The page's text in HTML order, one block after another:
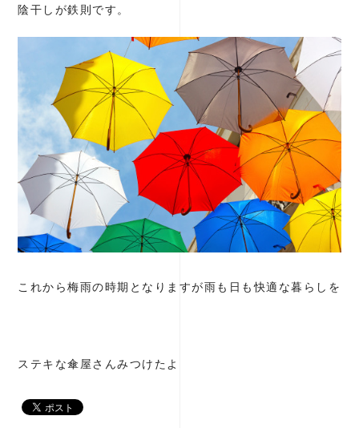
陰干しが鉄則です。
これから梅雨の時期となりますが雨も日も快適な暮らしを
ステキな傘屋さんみつけたよ